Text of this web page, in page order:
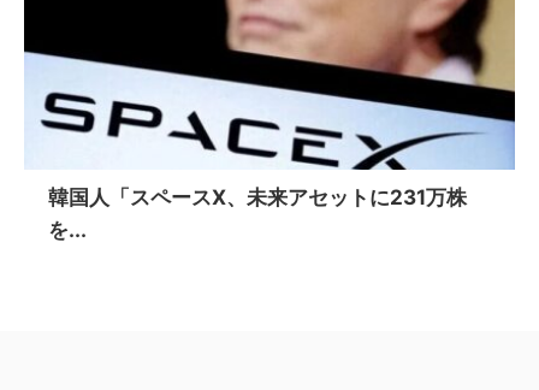
韓国人「スペースX、未来アセットに231万株
を...